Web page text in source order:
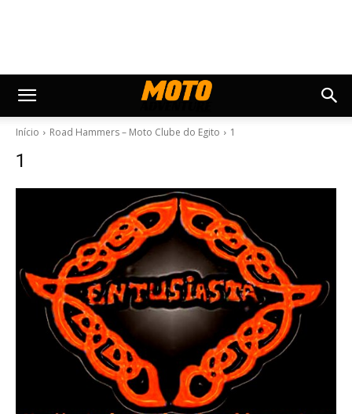
Início Road Hammers – Moto Clube do Egito 1
1